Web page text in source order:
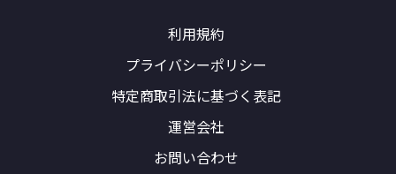
利用規約
プライバシーポリシー
特定商取引法に基づく表記
運営会社
お問い合わせ